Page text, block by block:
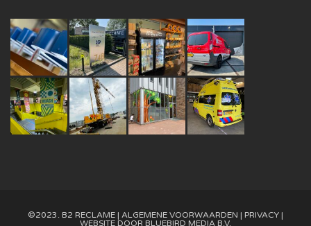
©2023. B2 RECLAME | ALGEMENE VOORWAARDEN | PRIVACY |
WEBSITE DOOR BLUEBIRD MEDIA B.V.